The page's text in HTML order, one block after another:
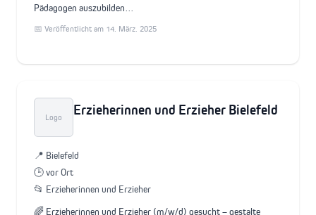
Pädagogen auszubilden…
📅 Veröffentlicht am 14. März. 2025
Logo Erzieherinnen und Erzieher Bielefeld
📍 Bielefeld
🕒 vor Ort
📂 Erzieherinnen und Erzieher
🌈 Erzieherinnen und Erzieher (m/w/d) gesucht – gestalte